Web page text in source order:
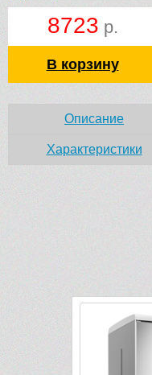
8723 р.
В корзину
Описание
Характеристики